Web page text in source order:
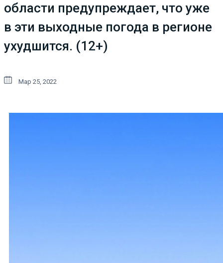
области предупреждает, что уже
в эти выходные погода в регионе
ухудшится. (12+)
Мар 25, 2022